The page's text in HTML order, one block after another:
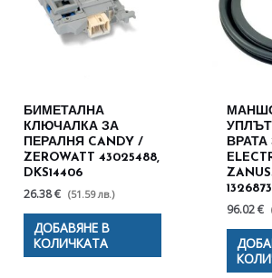
БИМЕТАЛНА
КЛЮЧАЛКА ЗА
ПЕРАЛНЯ CANDY /
ZEROWATT 43025488,
DKS14406
26.38 € (51.59 лв.)
ДОБАВЯНЕ В
КОЛИЧКАТА
96.02 €